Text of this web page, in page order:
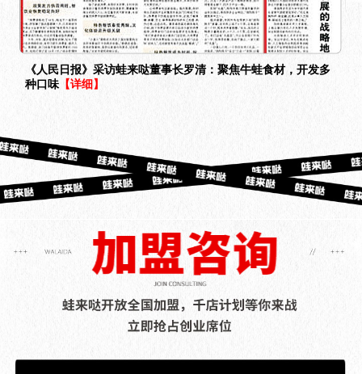
《人民日报》采访蛙来哒董事长罗清：聚焦牛蛙食材，开发多
种口味 【详细】